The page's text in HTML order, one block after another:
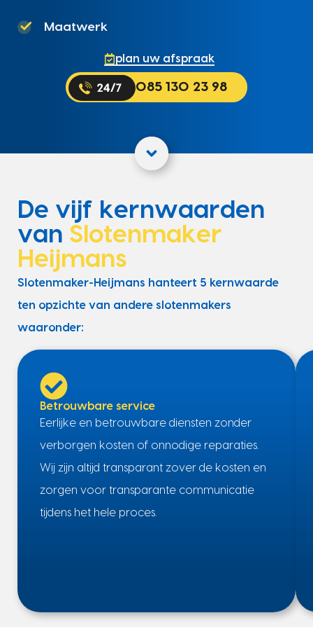
Maatwerk
plan uw afspraak
085 130 23 98
De vijf kernwaarden
van Slotenmaker
Heijmans
Slotenmaker-Heijmans hanteert 5 kernwaarde
ten opzichte van andere slotenmakers
waaronder:
Betrouwbare service
Eerlijke en betrouwbare diensten zonder
verborgen kosten of onnodige reparaties.
Wij zijn altijd transparant zover de kosten en
zorgen voor transparante communicatie
tijdens het hele proces.